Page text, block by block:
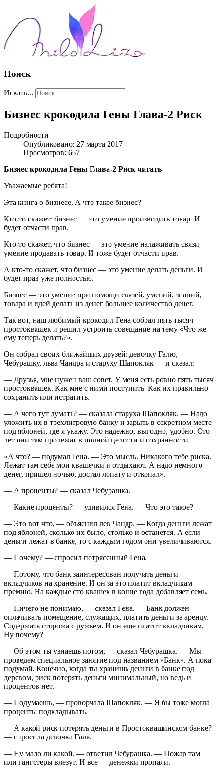
Поиск
Искать...
Бизнес крокодила Гены Глава-2 Риск
Подробности
Опубликовано: 27 марта 2017
Просмотров: 667
Бизнес крокодила Гены Глава-2 Риск читать
Уважаемые ребята!
Эта книга о бизнесе. А что такое бизнес?
Кто-то скажет: бизнес — это умение производить товар. И
будет отчасти прав.
Кто-то скажет, что бизнес — это умение налаживать связи,
умение продавать товар. И тоже будет отчасти прав.
А кто-то скажет, что бизнес — это умение делать деньги. И
будет прав уже полностью.
Бизнес — это умение при помощи связей, умений, знаний,
товара и идей делать из денег большее количество денег.
Так вот, наш любимый крокодил Гена собрал пять тысяч
простоквашек и решил устроить совещание на тему «Что же
ему теперь делать?».
Он собрал своих ближайших друзей: девочку Галю,
Чебурашку, льва Чандра и старуху Шапокляк — и сказал:
— Друзья, мне нужен ваш совет. У меня есть ровно пять тысяч
простоквашек. Как мне с ними поступить. Как их правильно
сохранить или истратить.
— А чего тут думать? — сказала старуха Шапокляк. — Надо
уложить их в трехлитровую банку и зарыть в секретном месте
под яблоней, где я укажу. Это надежно, выгодно, удобно. Сто
лет они там пролежат в полной целости и сохранности.
«А что? — подумал Гена. — Это мысль. Никакого тебе риска.
Лежат там себе мои квашечки и отдыхают. А надо немного
денег, пришел ночью, достал лопату и откопал».
— А проценты? — сказал Чебурашка.
— Какие проценты? — удивился Гена. — Что это такое?
— Это вот что, — объяснил лев Чандр. — Когда деньги лежат
под яблоней, сколько их было, столько и останется. А если
деньги лежат в банке, то с каждым годом они увеличиваются.
— Почему? — спросил потрясенный Гена.
— Потому, что банк заинтересован получать деньги
вкладчиков на хранение. И он за это платит вкладчикам
премию. На каждые сто квашек в конце года добавляет семь.
— Ничего не понимаю, — сказал Гена. — Банк должен
оплачивать помещение, служащих, платить деньги за аренду.
Содержать сторожа с ружьем. И он еще платит вкладчикам.
Ну почему?
— Об этом ты узнаешь потом, — сказал Чебурашка. — Мы
проведем специальное занятие под названием «Банк». А пока
подумай. Конечно, когда ты хранишь деньги в банке под
деревом, риск потерять деньги минимальный, но ведь и
процентов нет.
— Подумаешь, — проворчала Шапокляк. — Я бы тоже могла
проценты подкладывать.
— А какой риск потерять деньги в Простоквашинском банке?
— спросила девочка Галя.
— Ну мало ли какой, — ответил Чебурашка. — Пожар там
или гангстеры влезут. И все — денежки пропали.